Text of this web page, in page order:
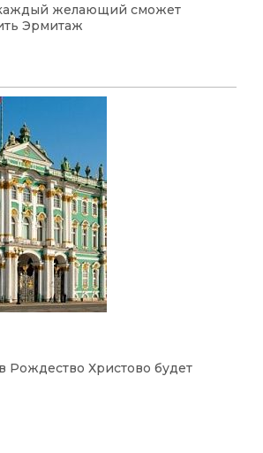
желающий сможет
Эрмитаж
Рождество Христово будет